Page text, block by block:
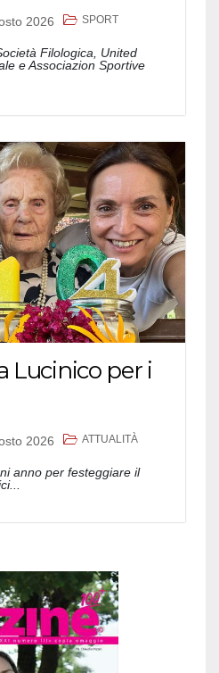
2026 SPORT
Filologica, United
e Associazion Sportive
Lucinico per i
2026 ATTUALITÀ
anno per festeggiare il